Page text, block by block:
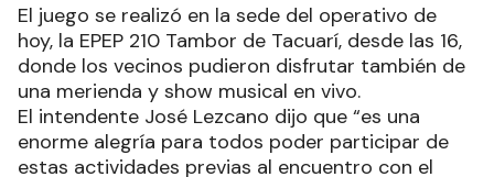
El juego se realizó en la sede del operativo de
hoy, la EPEP 210 Tambor de Tacuarí, desde las 16,
donde los vecinos pudieron disfrutar también de
una merienda y show musical en vivo.
El intendente José Lezcano dijo que “es una
enorme alegría para todos poder participar de
estas actividades previas al encuentro con el